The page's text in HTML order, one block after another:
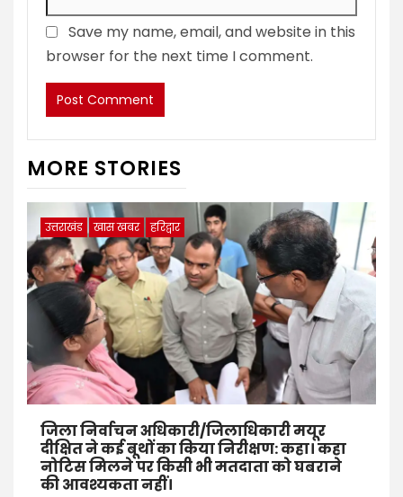
Save my name, email, and website in this
browser for the next time I comment.
MORE STORIES
उत्तराखंड खास खबर हरिद्वार
जिला निर्वाचन अधिकारी/जिलाधिकारी मयूर
दीक्षित ने कई बूथों का किया निरीक्षण: कहा। कहा
नोटिस मिलने पर किसी भी मतदाता को घबराने
की आवश्यकता नहीं।